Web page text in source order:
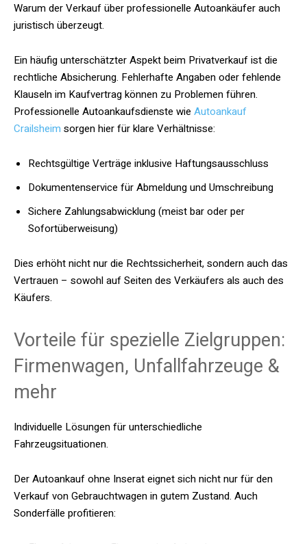
Warum der Verkauf über professionelle Autoankäufer auch
juristisch überzeugt.
Ein häufig unterschätzter Aspekt beim Privatverkauf ist die
rechtliche Absicherung. Fehlerhafte Angaben oder fehlende
Klauseln im Kaufvertrag können zu Problemen führen.
Professionelle Autoankaufsdienste wie Autoankauf
Crailsheim sorgen hier für klare Verhältnisse:
Rechtsgültige Verträge inklusive Haftungsausschluss
Dokumentenservice für Abmeldung und Umschreibung
Sichere Zahlungsabwicklung (meist bar oder per
Sofortüberweisung)
Dies erhöht nicht nur die Rechtssicherheit, sondern auch das
Vertrauen – sowohl auf Seiten des Verkäufers als auch des
Käufers.
Vorteile für spezielle Zielgruppen:
Firmenwagen, Unfallfahrzeuge &
mehr
Individuelle Lösungen für unterschiedliche
Fahrzeugsituationen.
Der Autoankauf ohne Inserat eignet sich nicht nur für den
Verkauf von Gebrauchtwagen in gutem Zustand. Auch
Sonderfälle profitieren: